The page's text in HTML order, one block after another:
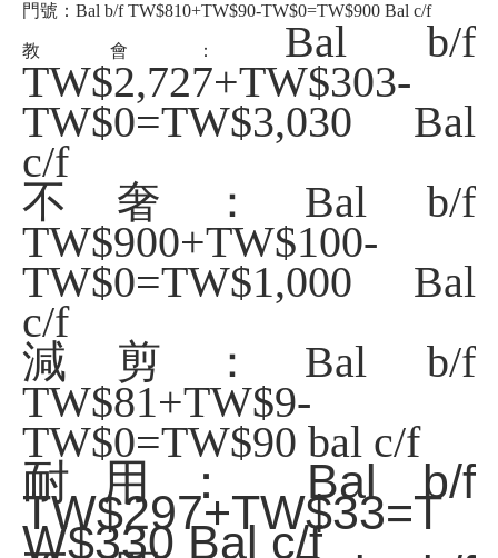
門號：Bal b/f TW$810+TW$90-TW$0=TW$900 Bal c/f
教會： Bal b/f
TW$2,727+TW$303-
TW$0=TW$3,030 Bal
c/f
不奢： Bal b/f
TW$900+TW$100-
TW$0=TW$1,000 Bal
c/f
減剪：Bal b/f
TW$81+TW$9-
TW$0=TW$90 bal c/f
耐用： Bal b/f
TW$297+TW$33=T
W$330 Bal c/f